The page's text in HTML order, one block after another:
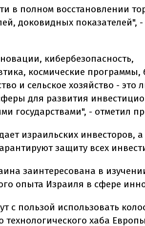
в полном восстановлении
доковидных показателей",
кибербезопасность,
космические программы,
и сельское хозяйство - это
для развития
государствами", - отметил
израильских инвесторов, а
защиту всех
заинтересована в
опыта Израиля в сфере
с пользой использовать
хаба